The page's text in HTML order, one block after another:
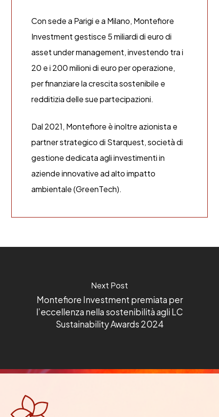
Con sede a Parigi e a Milano, Montefiore
Investment gestisce 5 miliardi di euro di
asset under management, investendo tra i
20 e i 200 milioni di euro per operazione,
per finanziare la crescita sostenibile e
redditizia delle sue partecipazioni.
Dal 2021, Montefiore è inoltre azionista e
partner strategico di Starquest, società di
gestione dedicata agli investimenti in
aziende innovative ad alto impatto
ambientale (GreenTech).
Next Post
Montefiore Investment premiata per
l’eccellenza nella sostenibilità agli LC
Sustainability Awards 2024